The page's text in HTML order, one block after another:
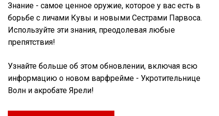
Знание - самое ценное оружие, которое у вас есть в
борьбе с личами Кувы и новыми Сестрами Парвоса.
Используйте эти знания, преодолевая любые
препятствия!
Узнайте больше об этом обновлении, включая всю
информацию о новом варфрейме - Укротительнице
Волн и акробате Ярели!